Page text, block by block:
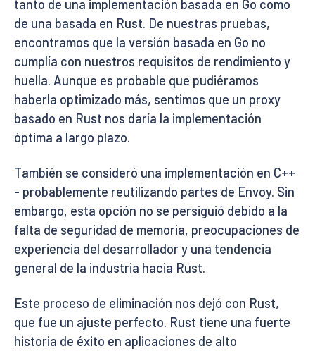
tanto de una implementación basada en Go como
de una basada en Rust. De nuestras pruebas,
encontramos que la versión basada en Go no
cumplía con nuestros requisitos de rendimiento y
huella. Aunque es probable que pudiéramos
haberla optimizado más, sentimos que un proxy
basado en Rust nos daría la implementación
óptima a largo plazo.
También se consideró una implementación en C++
- probablemente reutilizando partes de Envoy. Sin
embargo, esta opción no se persiguió debido a la
falta de seguridad de memoria, preocupaciones de
experiencia del desarrollador y una tendencia
general de la industria hacia Rust.
Este proceso de eliminación nos dejó con Rust,
que fue un ajuste perfecto. Rust tiene una fuerte
historia de éxito en aplicaciones de alto